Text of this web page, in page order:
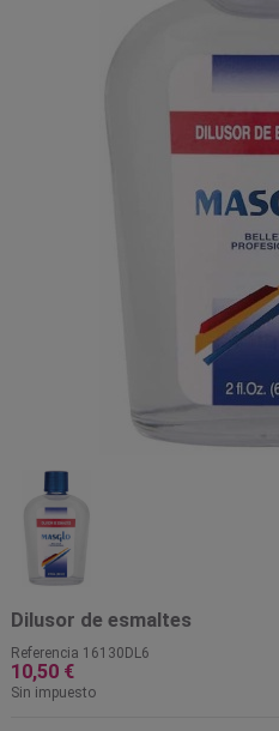
Dilusor de esmaltes
Referencia 16130DL6
10,50 €
Sin impuesto